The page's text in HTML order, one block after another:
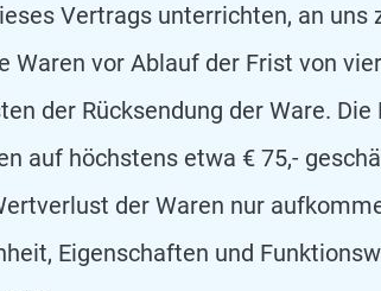
Vertrags unterrichten, an uns
Waren vor Ablauf der Frist von
der Rücksendung der Ware.
auf höchstens etwa € 75,-
der Waren nur
Eigenschaften und